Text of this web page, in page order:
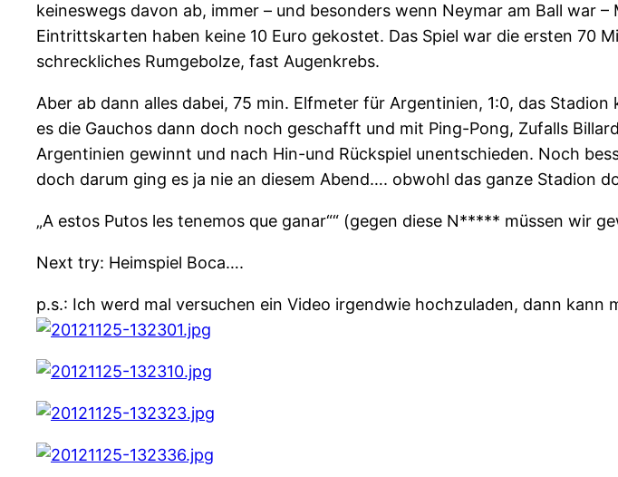
keineswegs davon ab, immer – und besonders wenn Neymar am Ball war
Eintrittskarten haben keine 10 Euro gekostet. Das Spiel war die ersten 70
schreckliches Rumgebolze, fast Augenkrebs.
Aber ab dann alles dabei, 75 min. Elfmeter für Argentinien, 1:0, das
es die Gauchos dann doch noch geschafft und mit Ping-Pong, Zufalls
Argentinien gewinnt und nach Hin-und Rückspiel unentschieden. Noch
doch darum ging es ja nie an diesem Abend…. obwohl das ganze Stadion
„A estos Putos les tenemos que ganar““ (gegen diese N***** müssen wir
Next try: Heimspiel Boca….
p.s.: Ich werd mal versuchen ein Video irgendwie hochzuladen, dann